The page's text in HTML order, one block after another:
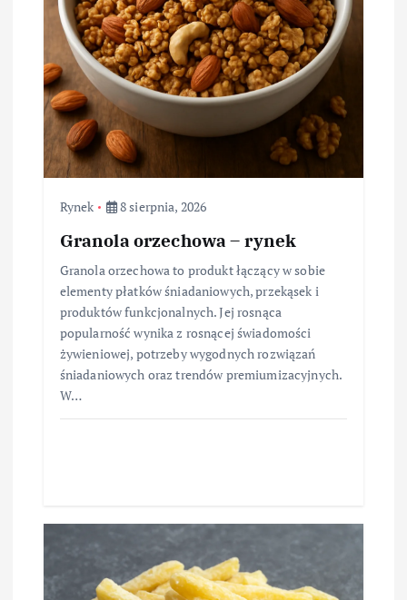
Rynek 8 sierpnia, 2026
Granola orzechowa – rynek
Granola orzechowa to produkt łączący w sobie
elementy płatków śniadaniowych, przekąsek i
produktów funkcjonalnych. Jej rosnąca
popularność wynika z rosnącej świadomości
żywieniowej, potrzeby wygodnych rozwiązań
śniadaniowych oraz trendów premiumizacyjnych.
W…